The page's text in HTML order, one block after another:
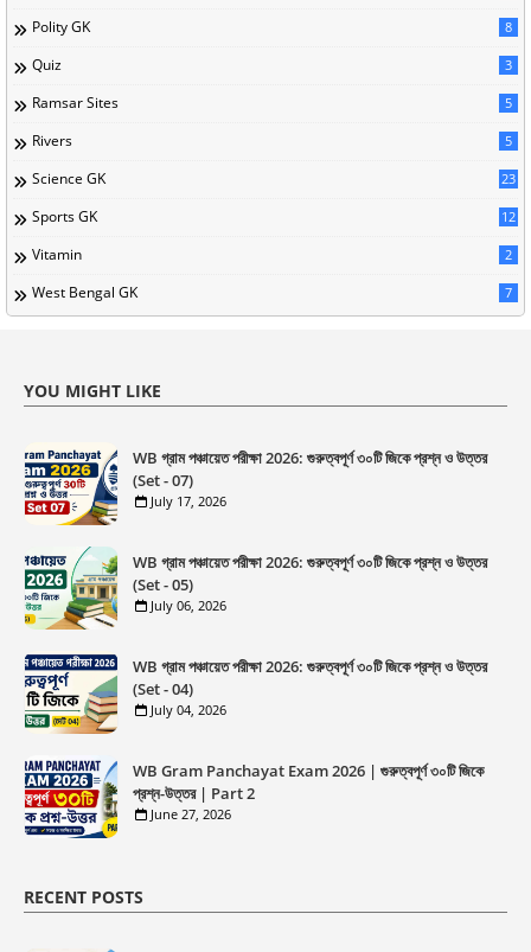
Polity GK 8
Quiz 3
Ramsar Sites 5
Rivers 5
Science GK 23
Sports GK 12
Vitamin 2
West Bengal GK 7
YOU MIGHT LIKE
WB গ্রাম পঞ্চায়েত পরীক্ষা 2026: গুরুত্বপূর্ণ ৩০টি জিকে প্রশ্ন ও উত্তর
(Set - 07)
July 17, 2026
WB গ্রাম পঞ্চায়েত পরীক্ষা 2026: গুরুত্বপূর্ণ ৩০টি জিকে প্রশ্ন ও উত্তর
(Set - 05)
July 06, 2026
WB গ্রাম পঞ্চায়েত পরীক্ষা 2026: গুরুত্বপূর্ণ ৩০টি জিকে প্রশ্ন ও উত্তর
(Set - 04)
July 04, 2026
WB Gram Panchayat Exam 2026 | গুরুত্বপূর্ণ ৩০টি জিকে
প্রশ্ন-উত্তর | Part 2
June 27, 2026
RECENT POSTS